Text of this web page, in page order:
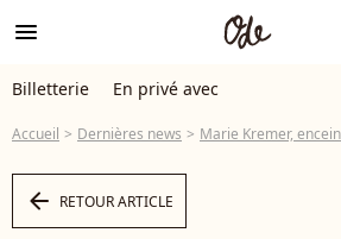
menu
Billetterie En privé avec
Accueil Dernières news Marie Kremer, enceinte et
arrow_left RETOUR ARTICLE